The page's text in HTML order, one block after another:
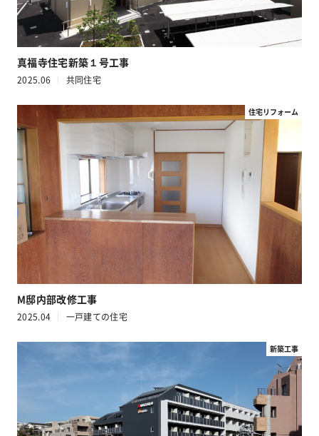
真福寺住宅新築１号工事
2025.06 共同住宅
住宅リフォーム
M邸内部改修工事
2025.04 一戸建ての住宅
新築工事